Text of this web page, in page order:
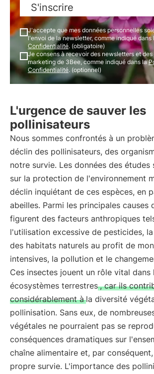
S'inscrire
J'accepte que mes données personnelles
l'envoi de la newsletter, comme indiqué
Confidentialité. (obligatoire)
Je consens à recevoir des newsletters et
marketing de 3Bee, comme indiqué dans la
Confidentialité. (optionnel)
L'urgence de sauver les
pollinisateurs
Nous sommes confrontés à un
déclin des pollinisateurs, des
notre survie. Les données des études
sur la protection de l'environnement
déclin inquiétant de ces espèces, en
abeilles. Parmi les principales causes
figurent des facteurs anthropiques
l'utilisation excessive de pesticides,
des habitats naturels au profit de
intensives, la pollution et le
Ces insectes jouent un rôle vital dans
écosystèmes terrestres , car ils
considérablement à la diversité
pollinisation. Sans eux, de
végétales ne pourraient pas se
conséquences dramatiques sur
chaîne alimentaire et, par
propre survie. L'importance des